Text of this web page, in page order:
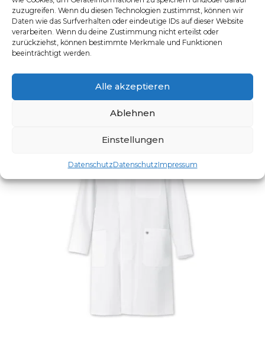
zuzugreifen. Wenn du diesen Technologien zustimmst, können wir
Daten wie das Surfverhalten oder eindeutige IDs auf dieser Website
verarbeiten. Wenn du deine Zustimmung nicht erteilst oder
zurückziehst, können bestimmte Merkmale und Funktionen
beeinträchtigt werden.
Alle akzeptieren
Ablehnen
Einstellungen
DatenschutzDatenschutzImpressum
UNISEX-MANTEL
Artikelnummer: BP-1656
Dieses Produkt weist